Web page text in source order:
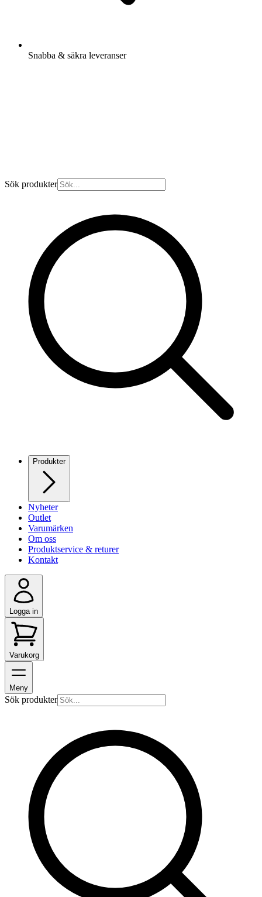
Snabba & säkra leveranser
Sök produkter
Produkter
Nyheter
Outlet
Varumärken
Om oss
Produktservice & returer
Kontakt
Logga in
Varukorg
Meny
Sök produkter